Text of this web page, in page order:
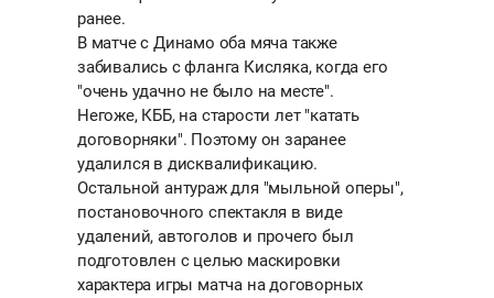
ранее.
В матче с Динамо оба мяча также
забивались с фланга Кисляка, когда его
"очень удачно не было на месте".
Негоже, КББ, на старости лет "катать
договорняки". Поэтому он заранее
удалился в дисквалификацию.
Остальной антураж для "мыльной оперы",
постановочного спектакля в виде
удалений, автоголов и прочего был
подготовлен с целью маскировки
характера игры матча на договорных